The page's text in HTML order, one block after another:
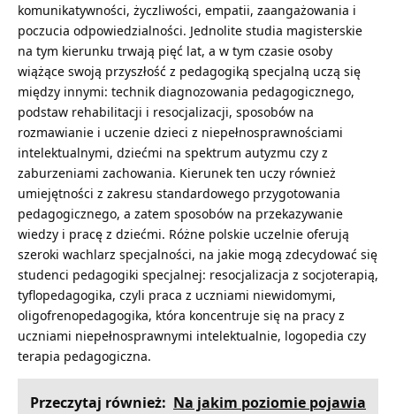
komunikatywności, życzliwości, empatii, zaangażowania i
poczucia odpowiedzialności. Jednolite studia magisterskie
na tym kierunku trwają pięć lat, a w tym czasie osoby
wiążące swoją przyszłość z pedagogiką specjalną uczą się
między innymi: technik diagnozowania pedagogicznego,
podstaw rehabilitacji i resocjalizacji, sposobów na
rozmawianie i uczenie dzieci z niepełnosprawnościami
intelektualnymi, dziećmi na spektrum autyzmu czy z
zaburzeniami zachowania. Kierunek ten uczy również
umiejętności z zakresu standardowego przygotowania
pedagogicznego, a zatem sposobów na przekazywanie
wiedzy i pracę z dziećmi. Różne polskie uczelnie oferują
szeroki wachlarz specjalności, na jakie mogą zdecydować się
studenci pedagogiki specjalnej: resocjalizacja z socjoterapią,
tyflopedagogika, czyli praca z uczniami niewidomymi,
oligofrenopedagogika, która koncentruje się na pracy z
uczniami niepełnosprawnymi intelektualnie, logopedia czy
terapia pedagogiczna.
Przeczytaj również: Na jakim poziomie pojawia